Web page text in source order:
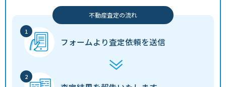
不動産査定の流れ
フォームより査定依頼を送信